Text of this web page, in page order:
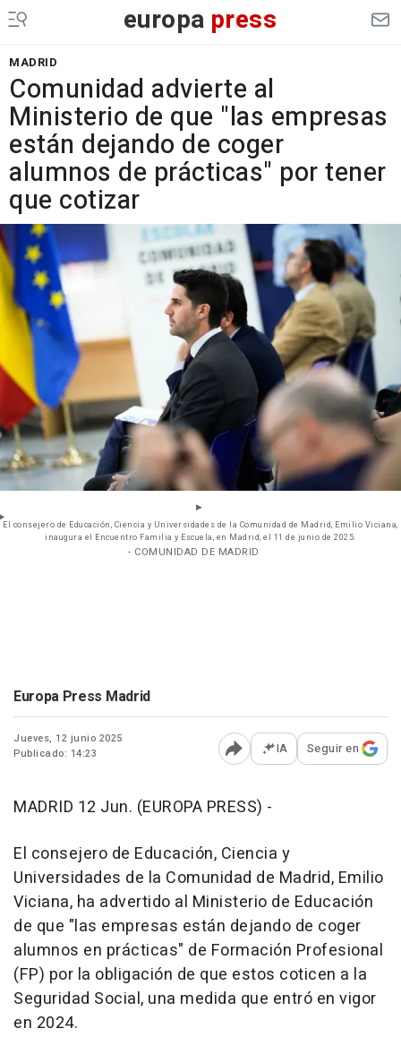
europa press
MADRID
Comunidad advierte al
Ministerio de que "las empresas
están dejando de coger
alumnos de prácticas" por tener
que cotizar
El consejero de Educación, Ciencia y Universidades de la Comunidad de Madrid, Emilio Viciana,
inaugura el Encuentro Familia y Escuela, en Madrid, el 11 de junio de 2025.
- COMUNIDAD DE MADRID
Europa Press Madrid
Jueves, 12 junio 2025
Publicado: 14:23
Abrir opciones para
IA Seguir en
MADRID 12 Jun. (EUROPA PRESS) -
El consejero de Educación, Ciencia y
Universidades de la Comunidad de Madrid, Emilio
Viciana, ha advertido al Ministerio de Educación
de que "las empresas están dejando de coger
alumnos en prácticas" de Formación Profesional
(FP) por la obligación de que estos coticen a la
Seguridad Social, una medida que entró en vigor
en 2024.